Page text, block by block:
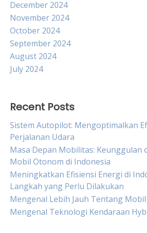
December 2024
November 2024
October 2024
September 2024
August 2024
July 2024
Recent Posts
Sistem Autopilot: Mengoptimalkan
Perjalanan Udara
Masa Depan Mobilitas: Keunggulan
Mobil Otonom di Indonesia
Meningkatkan Efisiensi Energi di
Langkah yang Perlu Dilakukan
Mengenal Lebih Jauh Tentang
Mengenal Teknologi Kendaraan